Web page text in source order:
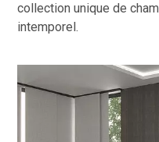
collection unique de
intemporel.